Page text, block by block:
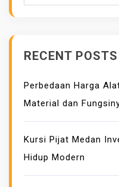
RECENT POSTS
Perbedaan Harga
Material dan
Kursi Pijat Medan
Hidup Modern